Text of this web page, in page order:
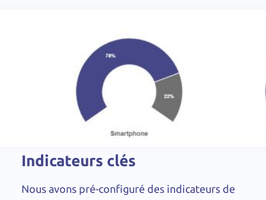
Indicateurs clés
Nous avons pré-configuré des indicateurs de